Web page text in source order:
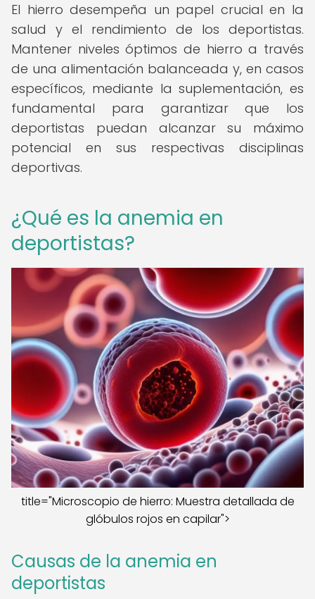
El hierro desempeña un papel crucial en la
salud y el rendimiento de los deportistas.
Mantener niveles óptimos de hierro a través
de una alimentación balanceada y, en casos
específicos, mediante la suplementación, es
fundamental para garantizar que los
deportistas puedan alcanzar su máximo
potencial en sus respectivas disciplinas
deportivas.
¿Qué es la anemia en
deportistas?
title="Microscopio de hierro: Muestra detallada de
glóbulos rojos en capilar">
Causas de la anemia en
deportistas